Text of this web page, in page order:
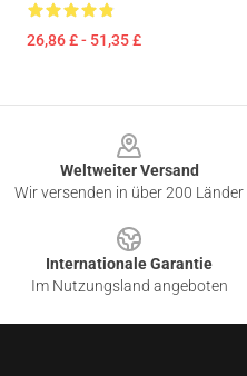
26,86 £ - 51,35 £
Weltweiter Versand
Wir versenden in über 200 Länder
Internationale Garantie
Im Nutzungsland angeboten